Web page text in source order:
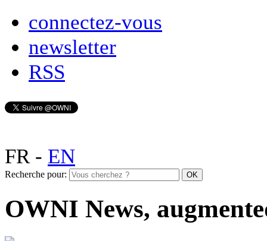
connectez-vous
newsletter
RSS
FR- EN
Recherche pour:
OWNI News,